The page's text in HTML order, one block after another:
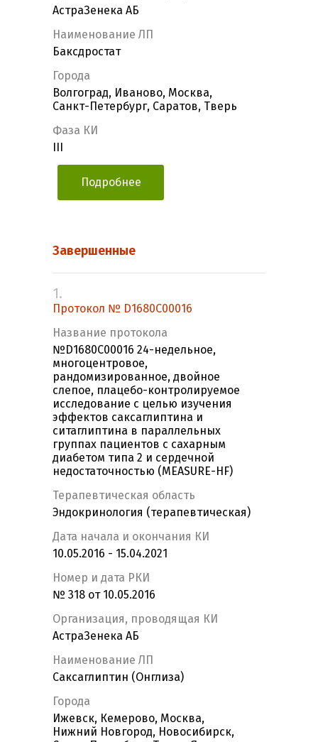
АстраЗенека АБ
Наименование ЛП
Баксдростат
Города
Волгоград, Иваново, Москва,
Санкт-Петербург, Саратов, Тверь
Фаза КИ
Подробнее
Завершенные
1.
Протокол № D1680C00016
Название протокола
№D1680С00016 24-недельное,
многоцентровое,
рандомизированное, двойное
слепое, плацебо-контролируемое
исследование с целью изучения
эффектов саксаглиптина и
ситаглиптина в параллельных
группах пациентов с сахарным
диабетом типа 2 и сердечной
недостаточностью (MEASURE-HF)
Терапевтическая область
Эндокринология (терапевтическая)
Дата начала и окончания КИ
10.05.2016 - 15.04.2021
Номер и дата РКИ
№ 318 от 10.05.2016
Организация, проводящая КИ
АстраЗенека АБ
Наименование ЛП
Саксаглиптин (Онглиза)
Города
Ижевск, Кемерово, Москва,
Нижний Новгород, Новосибирск,